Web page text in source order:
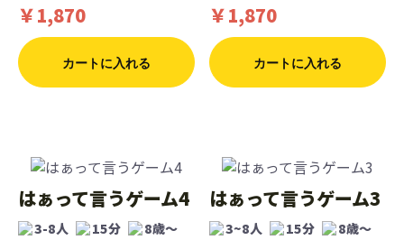
￥1,870
カートに入れる
￥1,870
カートに入れる
はぁって言うゲーム4
3-8人 15分 8歳〜
はぁって言うゲーム3
3~8人 15分 8歳〜